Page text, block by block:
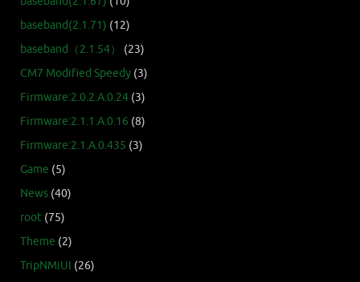
baseband(2.1.71) (12)
baseband（2.1.54）
(23)
CM7 Modified Speedy (3)
Firmware:2.0.2.A.0.24 (3)
Firmware:2.1.1.A.0.16 (8)
Firmware:2.1.A.0.435 (3)
Game (5)
News (40)
root (75)
Theme (2)
TripNMiUI (26)